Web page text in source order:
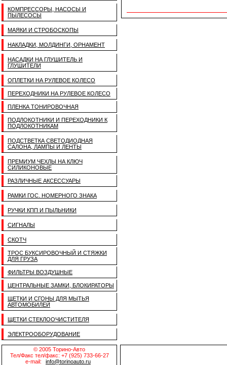
КОМПРЕССОРЫ, НАСОСЫ И
ПЫЛЕСОСЫ
МАЯКИ И СТРОБОСКОПЫ
НАКЛАДКИ, МОЛДИНГИ, ОРНАМЕНТ
НАСАДКИ НА ГЛУШИТЕЛЬ И
ГЛУШИТЕЛИ
ОПЛЕТКИ НА РУЛЕВОЕ КОЛЕСО
ПЕРЕХОДНИКИ НА РУЛЕВОЕ КОЛЕСО
ПЛЕНКА ТОНИРОВОЧНАЯ
ПОДЛОКОТНИКИ И ПЕРЕХОДНИКИ К
ПОДЛОКОТНИКАМ
ПОДСТВЕТКА СВЕТОДИОДНАЯ
САЛОНА, ЛАМПЫ И ЛЕНТЫ
ПРЕМИУМ ЧЕХЛЫ НА КЛЮЧ
СИЛИКОНОВЫЕ
РАЗЛИЧНЫЕ АКСЕССУАРЫ
РАМКИ ГОС. НОМЕРНОГО ЗНАКА
РУЧКИ КПП И ПЫЛЬНИКИ
СИГНАЛЫ
СКОТЧ
ТРОС БУКСИРОВОЧНЫЙ И СТЯЖКИ
ДЛЯ ГРУЗА
ФИЛЬТРЫ ВОЗДУШНЫЕ
ЦЕНТРАЛЬНЫЕ ЗАМКИ, БЛОКИРАТОРЫ
ЩЕТКИ И СГОНЫ ДЛЯ МЫТЬЯ
АВТОМОБИЛЕЙ
ЩЕТКИ СТЕКЛООЧИСТИТЕЛЯ
ЭЛЕКТРООБОРУДОВАНИЕ
© 2005 Торино-Авто
Тел/Факс тел/факс: +7 (925) 733-66-27
e-mail:
info@torinoauto.ru